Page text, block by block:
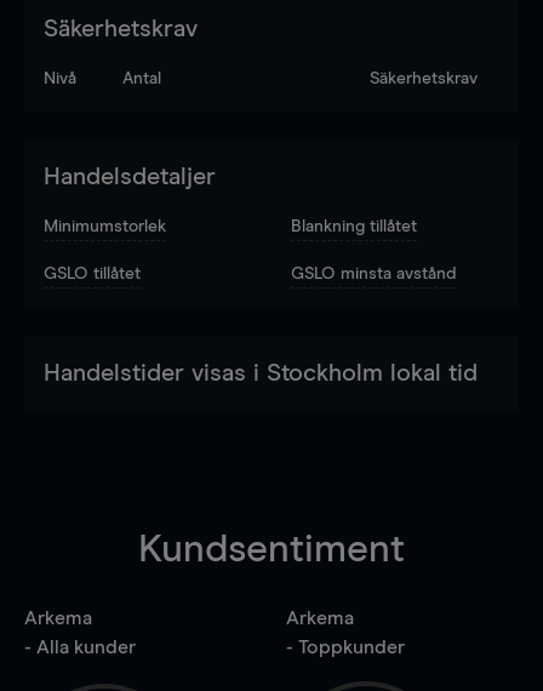
Säkerhetskrav
Nivå Antal Säkerhetskrav
Handelsdetaljer
Minimumstorlek Blankning tillåtet
GSLO tillåtet GSLO minsta avstånd
Handelstider visas i Stockholm lokal tid
Kundsentiment
Arkema
- Alla kunder
Arkema
- Toppkunder